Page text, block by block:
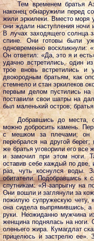
Тем временем братья
наконец обнаружили перед
жили эркилеки. Вместо моря
они ждали наступления ночи
В лучах заходящего солнца
спине. Они готовы были
одновременно воскликнули:
Он ответил: «Да, это я и
удачно встретились, один
трое вновь встретились и
двоюродным братьям, как
стемнело и стан эркилеков
первым делом пустились на
поставили свои шатры на
был маленький остров;
Добравшись до места,
можно добросить камень.
с мешком за плечами; он
перебрался на другой
же братья уговорили его все
и замочил при этом ноги.
оставив себе каждый по две,
раз, чуть коснулся воды.
обитатели. Подобравшись к
спутникам: «Я запрыгну на
Они вошли и заглянули за
пожилую супружескую чету,
она сидела выпрямившись, а
руки. Неожиданно мужчина
женщина поднялась на ноги.
оленьего жира. Кумагдлат
прицелюсь и застрелю ее».